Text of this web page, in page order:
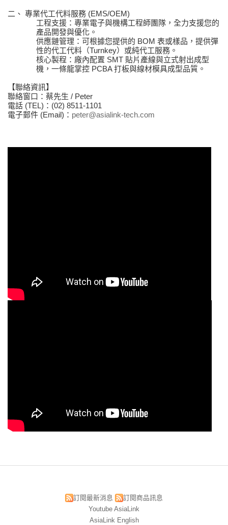
二、 專業代工代料服務 (EMS/OEM)
工程支援 ：專業電子與機構工程師團隊，全力支援您的
產品開發與優化。
供應鏈管理 ：可根據您提供的 BOM 表或樣品，提供彈
性的代工代料（Turnkey）或純代工服務。
核心製程 ：廠內配置 SMT 貼片產線與立式射出成型
機 ，一條龍掌控 PCBA打板與線材模具成型品質。
【聯絡資訊】
聯絡窗口 ：蔡先生 / Peter
電話 (TEL) ： (02) 8511-1101
電子郵件 (Email) ： peter@asialink-tech.com
訂閱最新消息
訂閱商品訊息
Youtube AsiaLink
AsiaLink English